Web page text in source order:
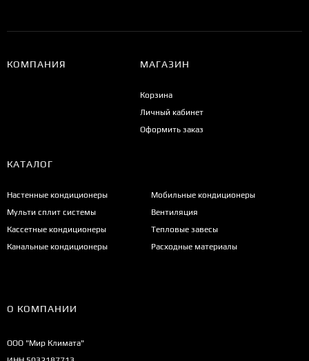
КОМПАНИЯ МАГАЗИН
Корзина
Личный кабинет
Оформить заказ
КАТАЛОГ
Настенные кондиционеры
Мульти сплит системы
Кассетные кондиционеры
Канальные кондиционеры
Мобильные кондиционеры
Вентиляция
Тепловые завесы
Расходные материалы
О КОМПАНИИ
ООО "Мир Климата"